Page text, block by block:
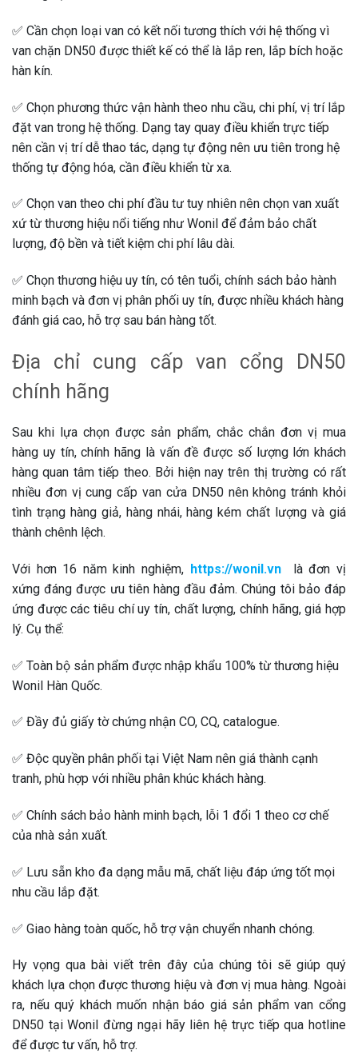
✅ Cần chọn loại van có kết nối tương thích với hệ thống vì
van chặn DN50 được thiết kế có thể là lắp ren, lắp bích hoặc
hàn kín.
✅ Chọn phương thức vận hành theo nhu cầu, chi phí, vị trí lắp
đặt van trong hệ thống. Dạng tay quay điều khiển trực tiếp
nên cần vị trí dễ thao tác, dạng tự động nên ưu tiên trong hệ
thống tự động hóa, cần điều khiển từ xa.
✅ Chọn van theo chi phí đầu tư tuy nhiên nên chọn van xuất
xứ từ thương hiệu nổi tiếng như Wonil để đảm bảo chất
lượng, độ bền và tiết kiệm chi phí lâu dài.
✅ Chọn thương hiệu uy tín, có tên tuổi, chính sách bảo hành
minh bạch và đơn vị phân phối uy tín, được nhiều khách hàng
đánh giá cao, hỗ trợ sau bán hàng tốt.
Địa chỉ cung cấp van cổng DN50
chính hãng
Sau khi lựa chọn được sản phẩm, chắc chắn đơn vị mua
hàng uy tín, chính hãng là vấn đề được số lượng lớn khách
hàng quan tâm tiếp theo. Bởi hiện nay trên thị trường có rất
nhiều đơn vị cung cấp van cửa DN50 nên không tránh khỏi
tình trạng hàng giả, hàng nhái, hàng kém chất lượng và giá
thành chênh lệch.
Với hơn 16 năm kinh nghiệm, https://wonil.vnlà đơn vị
xứng đáng được ưu tiên hàng đầu đảm. Chúng tôi bảo đáp
ứng được các tiêu chí uy tín, chất lượng, chính hãng, giá hợp
lý. Cụ thể:
✅ Toàn bộ sản phẩm được nhập khẩu 100% từ thương hiệu
Wonil Hàn Quốc.
✅ Đầy đủ giấy tờ chứng nhận CO, CQ, catalogue.
✅ Độc quyền phân phối tại Việt Nam nên giá thành cạnh
tranh, phù hợp với nhiều phân khúc khách hàng.
✅ Chính sách bảo hành minh bạch, lỗi 1 đổi 1 theo cơ chế
của nhà sản xuất.
✅ Lưu sẵn kho đa dạng mẫu mã, chất liệu đáp ứng tốt mọi
nhu cầu lắp đặt.
✅ Giao hàng toàn quốc, hỗ trợ vận chuyển nhanh chóng.
Hy vọng qua bài viết trên đây của chúng tôi sẽ giúp quý
khách lựa chọn được thương hiệu và đơn vị mua hàng. Ngoài
ra, nếu quý khách muốn nhận báo giá sản phẩm van cổng
DN50 tại Wonil đừng ngại hãy liên hệ trực tiếp qua hotline
để được tư vấn, hỗ trợ.